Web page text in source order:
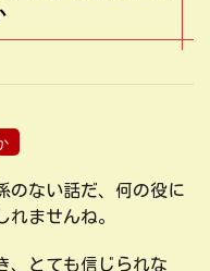
のない話だ、何の役に
れませんね。
、とても信じられな